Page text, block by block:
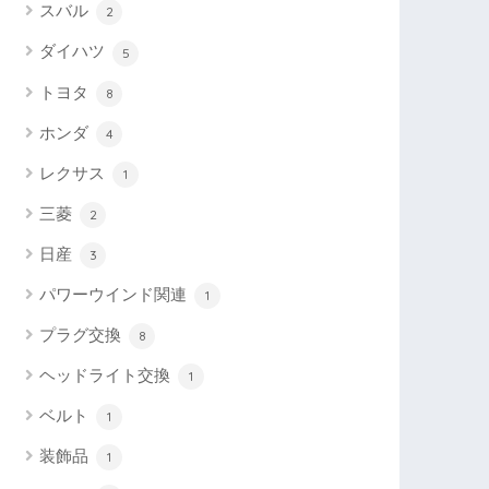
スバル 2
ダイハツ 5
トヨタ 8
ホンダ 4
レクサス 1
三菱 2
日産 3
パワーウインド関連 1
プラグ交換 8
ヘッドライト交換 1
ベルト 1
装飾品 1